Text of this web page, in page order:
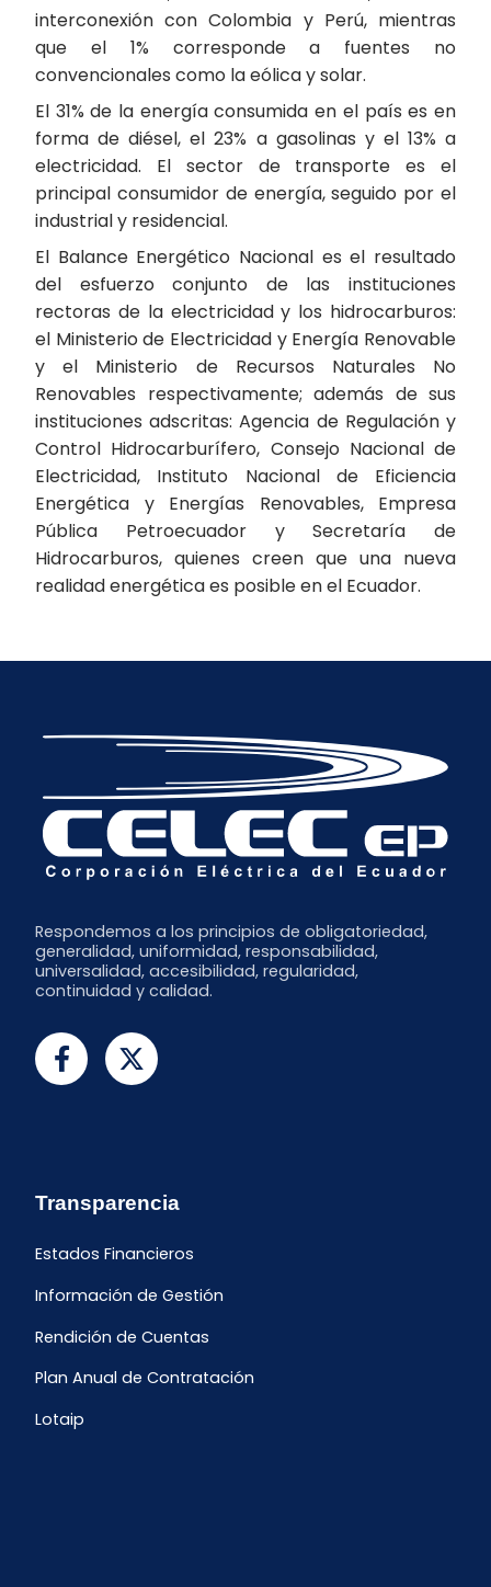
interconexión con Colombia y Perú, mientras
que el 1% corresponde a fuentes no
convencionales como la eólica y solar.
El 31% de la energía consumida en el país es en
forma de diésel, el 23% a gasolinas y el 13% a
electricidad. El sector de transporte es el
principal consumidor de energía, seguido por el
industrial y residencial.
El Balance Energético Nacional es el resultado
del esfuerzo conjunto de las instituciones
rectoras de la electricidad y los hidrocarburos:
el Ministerio de Electricidad y Energía Renovable
y el Ministerio de Recursos Naturales No
Renovables respectivamente; además de sus
instituciones adscritas: Agencia de Regulación y
Control Hidrocarburífero, Consejo Nacional de
Electricidad, Instituto Nacional de Eficiencia
Energética y Energías Renovables, Empresa
Pública Petroecuador y Secretaría de
Hidrocarburos, quienes creen que una nueva
realidad energética es posible en el Ecuador.
Respondemos a los principios de obligatoriedad,
generalidad, uniformidad, responsabilidad,
universalidad, accesibilidad, regularidad,
continuidad y calidad.
Transparencia
Estados Financieros
Información de Gestión
Rendición de Cuentas
Plan Anual de Contratación
Lotaip